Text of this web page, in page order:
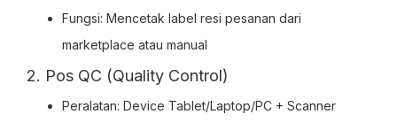
Fungsi: Mencetak label resi pesanan dari
marketplace atau manual
2. Pos QC (Quality Control)
Peralatan: Device Tablet/Laptop/PC + Scanner